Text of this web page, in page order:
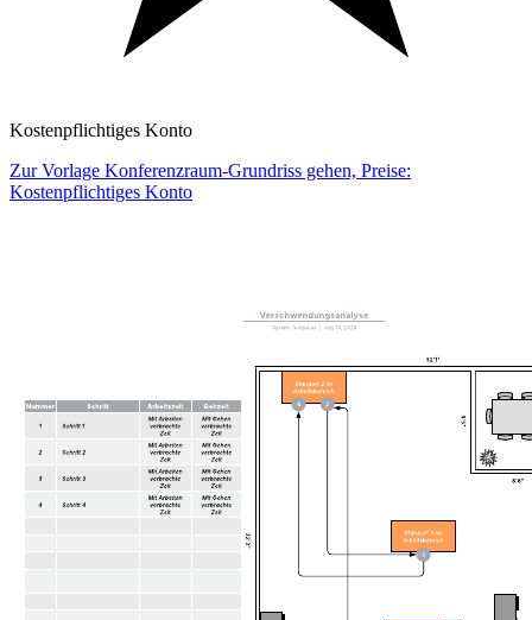
Kostenpflichtiges Konto
Zur Vorlage Konferenzraum-Grundriss gehen, Preise:
Kostenpflichtiges Konto